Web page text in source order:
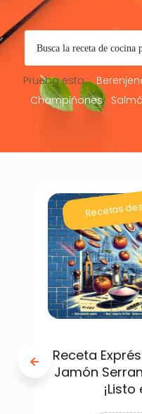
Prueba esto:
Champiñones
Recetas
Receta
Jamón